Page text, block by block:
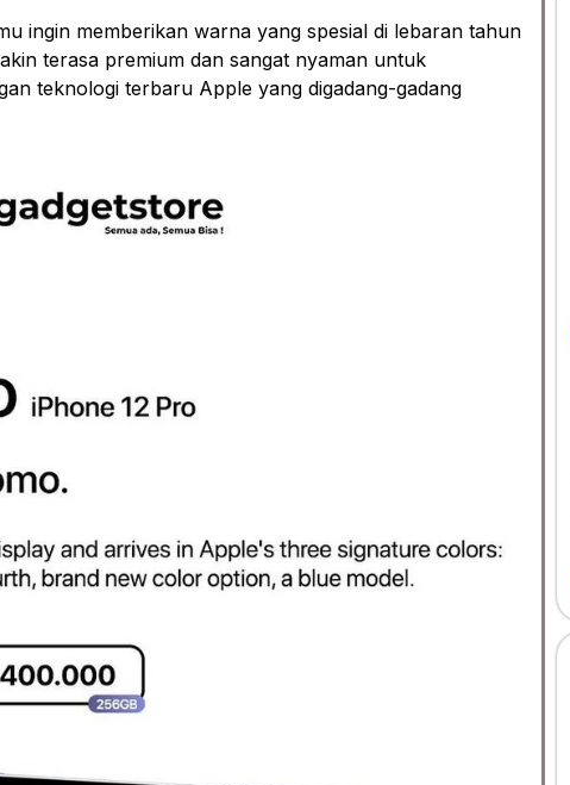
ingin memberikan warna yang spesial di lebaran tahun
terasa premium dan sangat nyaman untuk
teknologi terbaru Apple yang digadang-gadang